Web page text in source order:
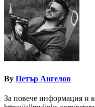
By Петър Ангелов
За повече информация и